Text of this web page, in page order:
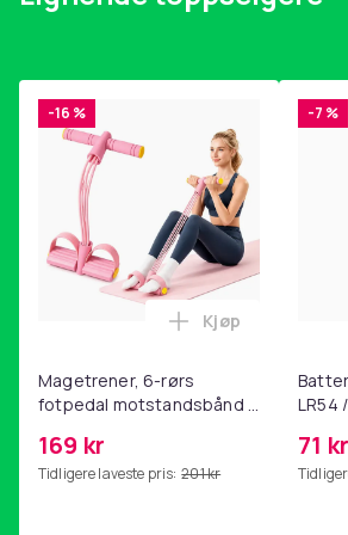
-16 %
Magetrener, 6-rørs
fotpedal motstandsbånd -
yoga og
hjemmegymnastikk Pink
169 kr
Tidligere laveste pris: 201 kr
Legg
Kjøp
-7 %
LR54
71 kr